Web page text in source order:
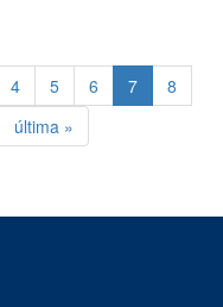
4 5 6 7
8
última »